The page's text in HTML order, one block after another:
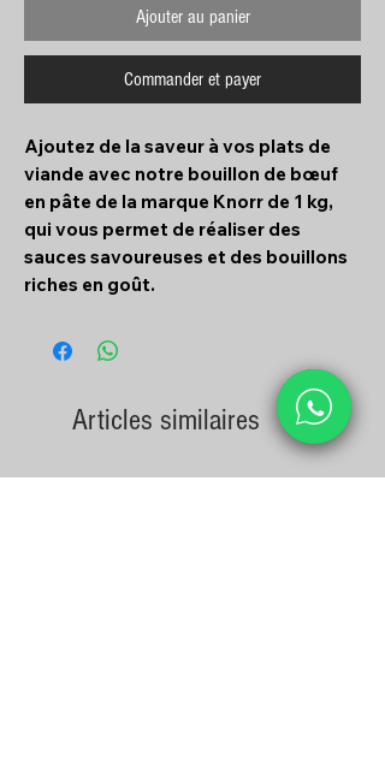
Ajouter au panier
Commander et payer
Ajoutez de la saveur à vos plats de
viande avec notre bouillon de bœuf
en pâte de la marque Knorr de 1 kg,
qui vous permet de réaliser des
sauces savoureuses et des bouillons
riches en goût.
Articles similaires